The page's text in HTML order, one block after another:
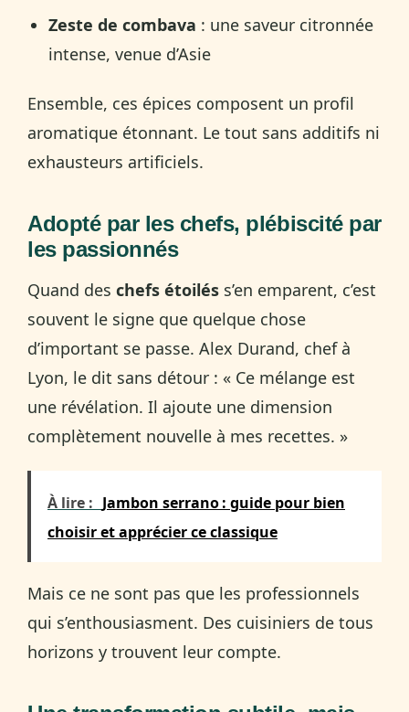
Zeste de combava : une saveur citronnée
intense, venue d’Asie
Ensemble, ces épices composent un profil
aromatique étonnant. Le tout sans additifs ni
exhausteurs artificiels.
Adopté par les chefs, plébiscité par
les passionnés
Quand des chefs étoilés s’en emparent, c’est
souvent le signe que quelque chose
d’important se passe. Alex Durand, chef à
Lyon, le dit sans détour : « Ce mélange est
une révélation. Il ajoute une dimension
complètement nouvelle à mes recettes. »
À lire : Jambon serrano : guide pour bien
choisir et apprécier ce classique
Mais ce ne sont pas que les professionnels
qui s’enthousiasment. Des cuisiniers de tous
horizons y trouvent leur compte.